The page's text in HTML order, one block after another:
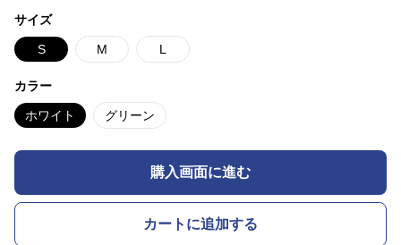
サイズ
S M L
カラー
ホワイト グリーン
購入画面に進む
カートに追加する